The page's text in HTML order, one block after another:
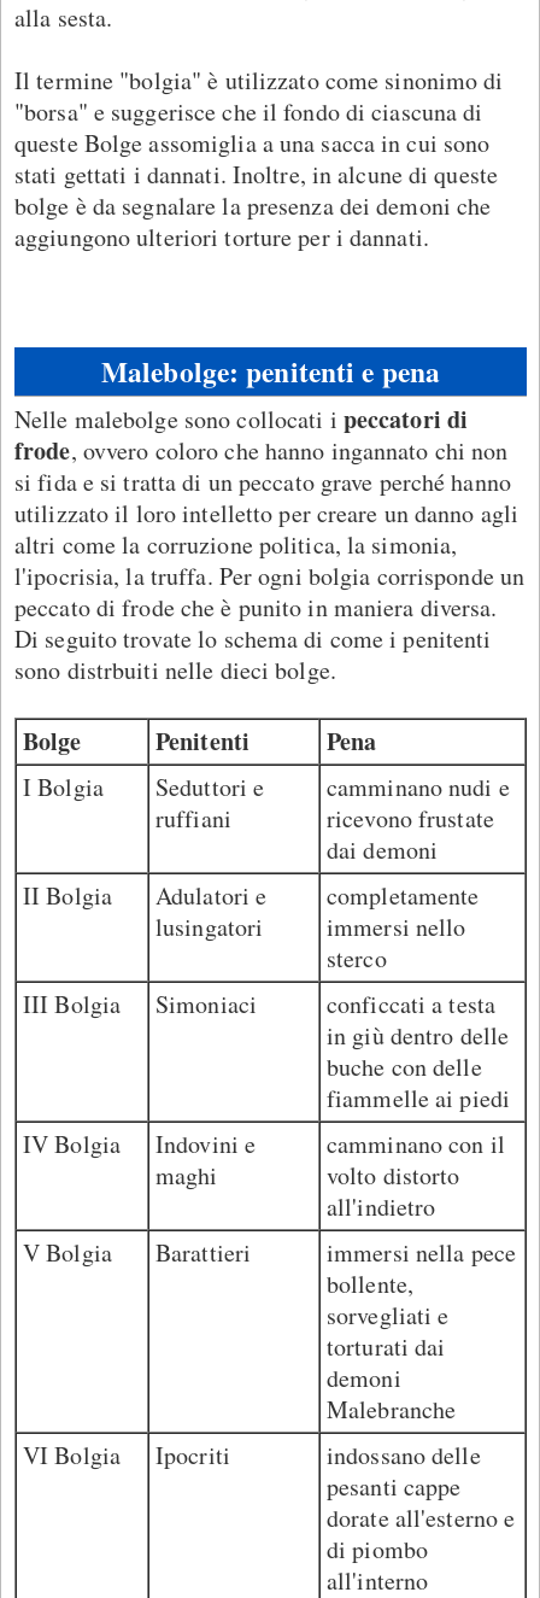
alla sesta.
Il termine "bolgia" è utilizzato come sinonimo di
"borsa" e suggerisce che il fondo di ciascuna di
queste Bolge assomiglia a una sacca in cui sono
stati gettati i dannati. Inoltre, in alcune di queste
bolge è da segnalare la presenza dei demoni che
aggiungono ulteriori torture per i dannati.
Malebolge: penitenti e pena
Nelle malebolge sono collocati i peccatori di
frode, ovvero coloro che hanno ingannato chi non
si fida e si tratta di un peccato grave perché hanno
utilizzato il loro intelletto per creare un danno agli
altri come la corruzione politica, la simonia,
l'ipocrisia, la truffa. Per ogni bolgia corrisponde un
peccato di frode che è punito in maniera diversa.
Di seguito trovate lo schema di come i penitenti
sono distrbuiti nelle dieci bolge.
Bolge Penitenti Pena
I Bolgia
Seduttori e
ruffiani
camminano nudi e
ricevono frustate
dai demoni
II Bolgia
Adulatori e
lusingatori
completamente
immersi nello
sterco
III Bolgia
Simoniaci
conficcati a testa
in giù dentro delle
buche con delle
fiammelle ai piedi
IV Bolgia
Indovini e
maghi
camminano con il
volto distorto
all'indietro
V Bolgia
Barattieri
immersi nella pece
bollente,
sorvegliati e
torturati dai
demoni
Malebranche
VI Bolgia
Ipocriti
indossano delle
pesanti cappe
dorate all'esterno e
di piombo
all'interno